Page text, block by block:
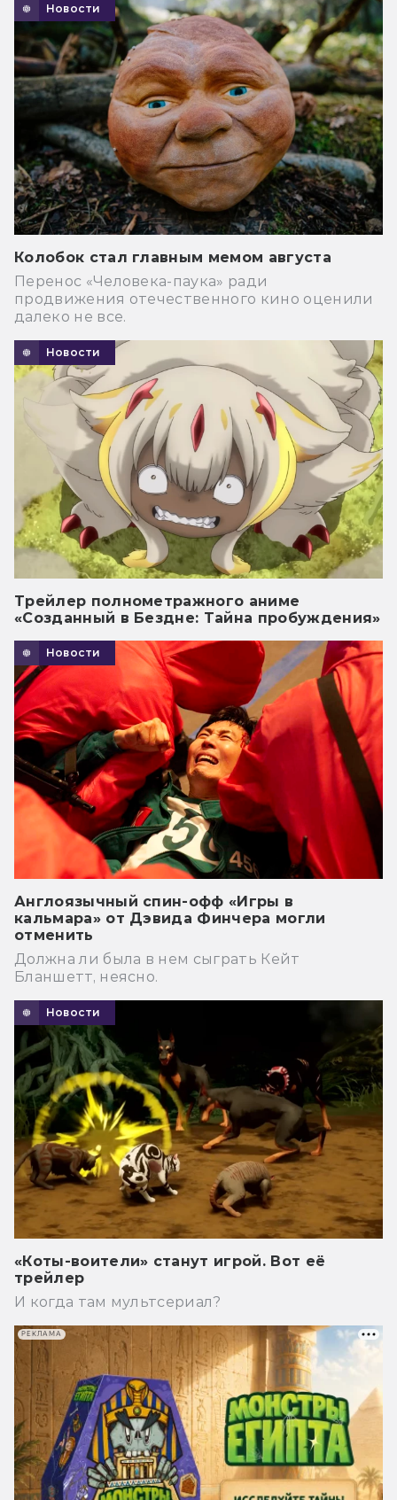
Новости
Колобок стал главным мемом августа
Перенос «Человека-паука» ради
продвижения отечественного кино оценили
далеко не все.
Новости
Трейлер полнометражного аниме
«Созданный в Бездне: Тайна пробуждения»
Новости
Англоязычный спин-офф «Игры в
кальмара» от Дэвида Финчера могли
отменить
Должна ли была в нем сыграть Кейт
Бланшетт, неясно.
Новости
«Коты-воители» станут игрой. Вот её
трейлер
И когда там мультсериал?
РЕКЛАМА